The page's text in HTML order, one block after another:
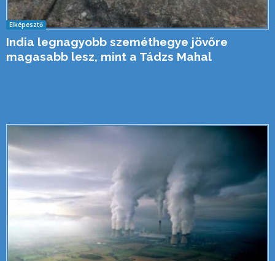
Elképesztő
India legnagyobb szeméthegye jövőre
magasabb lesz, mint a Tádzs Mahal